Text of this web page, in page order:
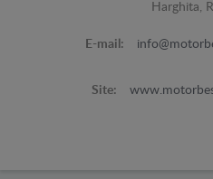
Harghita,
E-mail:
Site: